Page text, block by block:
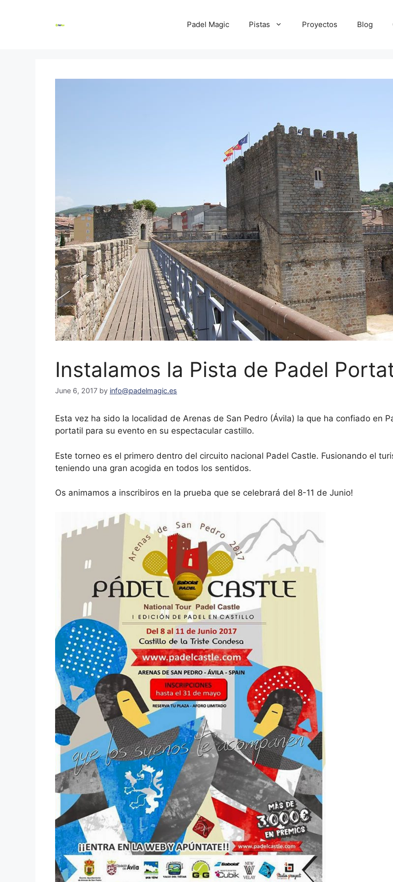
Padel Magic Pistas Proyectos Blog
Instalamos la Pista de Padel
June 6, 2017 by info@padelmagic.es
Esta vez ha sido la localidad de Arenas de San Pedro (Ávila) la que ha confiado en
portatil para su evento en su espectacular castillo.
Este torneo es el primero dentro del circuito nacional Padel Castle. Fusionando el
teniendo una gran acogida en todos los sentidos.
Os animamos a inscribiros en la prueba que se celebrará del 8-11 de Junio!